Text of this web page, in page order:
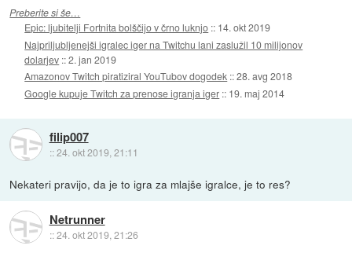
Preberite si še…
Epic: ljubitelji Fortnita bolščijo v črno luknjo :: 14. okt 2019
Najpriljubljenejši igralec iger na Twitchu lani zaslužil 10 milijonov
dolarjev ::2. jan 2019
Amazonov Twitch piratiziral YouTubov dogodek ::28. avg 2018
Google kupuje Twitch za prenose igranja iger :: 19. maj 2014
filip007
::24. okt 2019, 21:11
Nekateri pravijo, da je to igra za mlajše igralce, je to res?
Netrunner
::24. okt 2019, 21:26